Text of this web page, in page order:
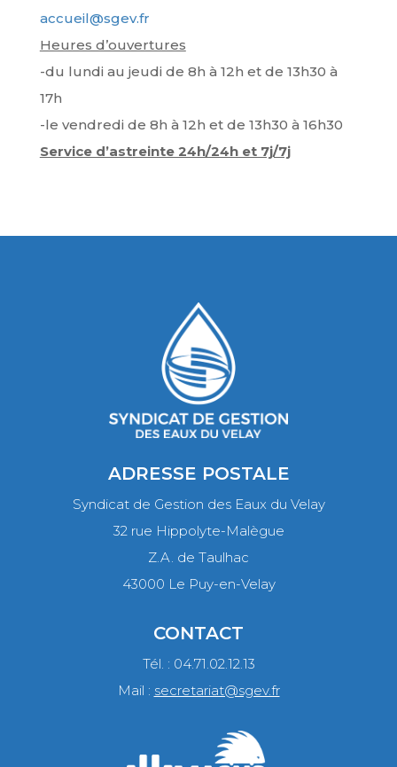
accueil@sgev.fr
Heures d’ouvertures
-du lundi au jeudi de 8h à 12h et de 13h30 à
17h
-le vendredi de 8h à 12h et de 13h30 à 16h30
Service d’astreinte 24h/24h et 7j/7j
ADRESSE POSTALE
Syndicat de Gestion des Eaux du Velay
32 rue Hippolyte-Malègue
Z.A. de Taulhac
43000 Le Puy-en-Velay
CONTACT
Tél. : 04.71.02.12.13
Mail : secretariat@sgev.fr